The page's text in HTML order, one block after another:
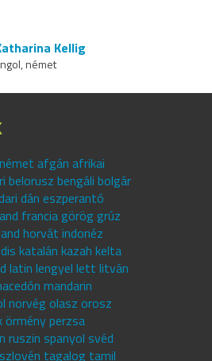
Kellig
német
afgán afrikai
belorusz bengáli bolgár
dán eszperantó
francia görög grúz
horvát indonéz
katalán kazah kelta
latin lengyel lett litván
mandarin
norvég olasz orosz
perzsa
ruszin spanyol svéd
tagalog tamil